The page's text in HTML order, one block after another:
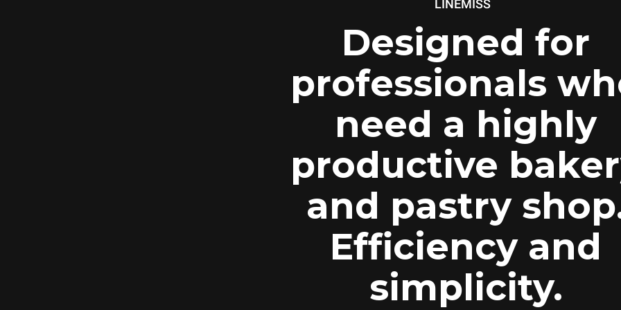
LINEMISS
Designed for
professionals
need a highly
productive
and pastry
Efficiency and
simplicity.